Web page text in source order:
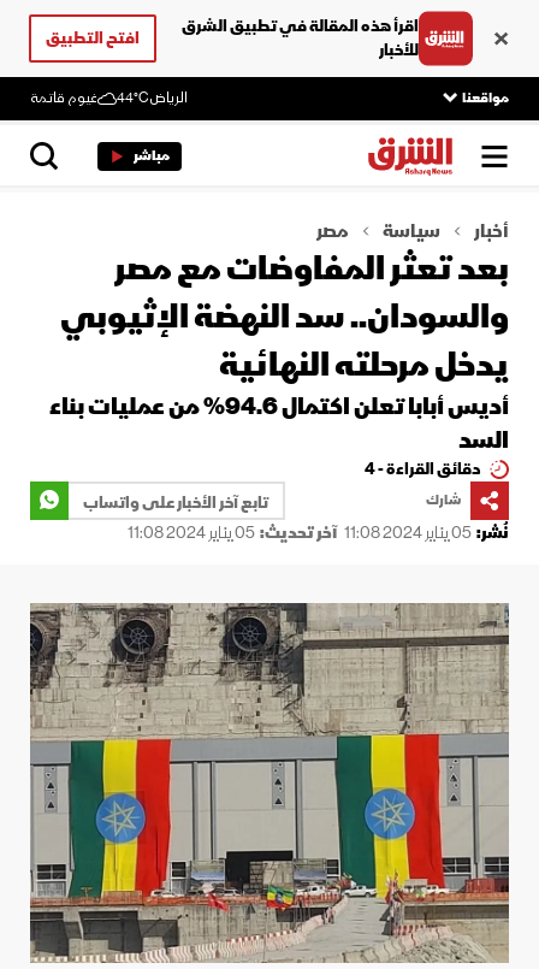
اقرأ هذه المقالة في تطبيق الشرق
للأخبار
افتح التطبيق
مواقعنا الرياض44°C غيوم قاتمة
مباشر
أخبار سياسة مصر
بعد تعثر المفاوضات مع مصر
والسودان.. سد النهضة الإثيوبي
يدخل مرحلته النهائية
أديس أبابا تعلن اكتمال 94.6% من عمليات بناء
السد
دقائق القراءة - 4
شارك
تابع آخر الأخبار على واتساب
نُشر:05 يناير 2024 11:08 آخر تحديث:05 يناير 2024 11:08